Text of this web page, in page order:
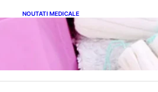
NOUTATI MEDICALE
Tampoanele menstruale: O
analiză profundă a riscurilor
legate de metale toxice